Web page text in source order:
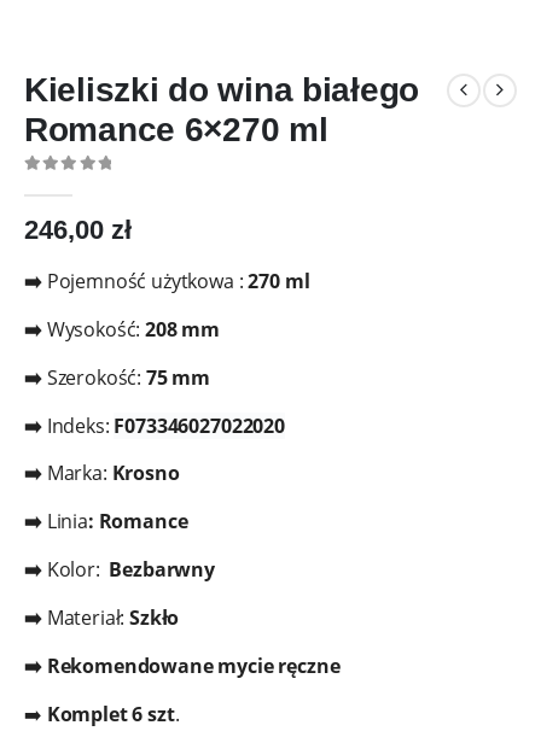
Kieliszki do wina białego
Romance 6×270 ml
246,00 zł
➡️ Pojemność użytkowa :270 ml
➡️Wysokość:208 mm
➡️Szerokość: 75mm
➡️ Indeks: F073346027022020
➡️ Marka: Krosno
➡️ Linia: Romance
➡️ Kolor: Bezbarwny
➡️ Materiał:Szkło
➡️ Rekomendowane mycie ręczne
➡️ Komplet 6 szt.